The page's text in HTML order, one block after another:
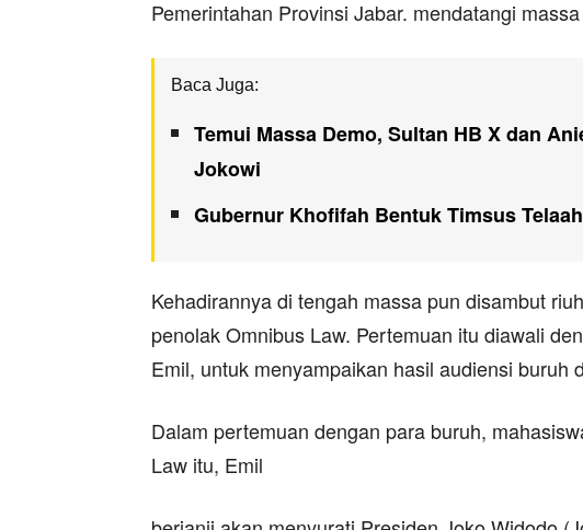
Pemerintahan Provinsi Jabar. mendatangi
Baca Juga:
Temui Massa Demo, Sultan HB X dan
Jokowi
Gubernur Khofifah Bentuk Timsus
Kehadirannya di tengah massa pun disambut
penolak Omnibus Law. Pertemuan itu diawali
Emil, untuk menyampaikan hasil audiensi buruh
Dalam pertemuan dengan para buruh,
Law itu, Emil